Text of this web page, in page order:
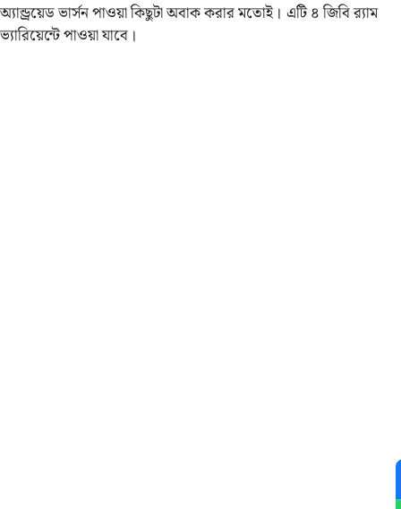
অ্যান্ড্রয়েড ভার্সন পাওয়া কিছুটা অবাক করার মতোই। এটি ৪ জিবি র‌্যাম
ভ্যারিয়েন্টে পাওয়া যাবে।